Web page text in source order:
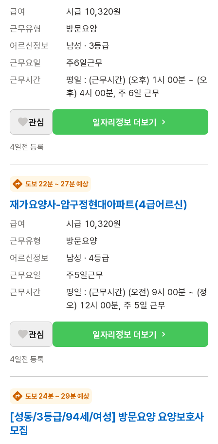
급여
시급 10,320원
근무유형
방문요양
어르신정보
남성 · 3등급
근무요일
주6일근무
근무시간
평일 : (근무시간) (오후) 1시 00분 ~ (오
후) 4시 00분, 주 6일 근무
관심 일자리정보 더보기
4일전 등록
도보 22분 ~ 27분 예상
재가요양사-압구정현대아파트(4급어르신)
급여
시급 10,320원
근무유형
방문요양
어르신정보
남성 · 4등급
근무요일
주5일근무
근무시간
평일 : (근무시간) (오전) 9시 00분 ~ (정
오) 12시 00분, 주 5일 근무
관심 일자리정보 더보기
4일전 등록
도보 24분 ~ 29분 예상
[성동/3등급/94세/여성] 방문요양 요양보호사
모집